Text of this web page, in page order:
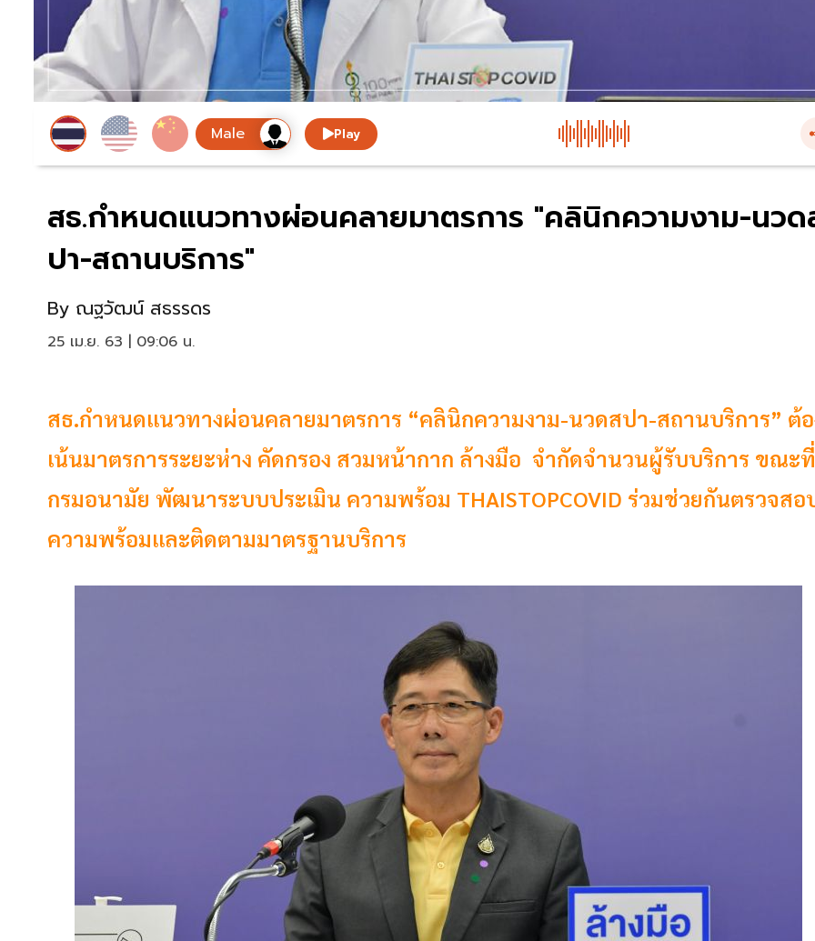
Play
สธ.กำหนดแนวทางผ่อนคลายมาตรการ "คลินิกความงาม-นว
ปา-สถานบริการ"
By ณฐวัฒน์ สธรรดร
25 เม.ย. 63 | 09:06 น.
สธ.กำหนดแนวทางผ่อนคลายมาตรการ “คลินิกความงาม-นวดสปา-สถานบริการ” ต้
เน้นมาตรการระยะห่าง คัดกรอง สวมหน้ากาก ล้างมือ จำกัดจำนวนผู้รับบริการ ขณะที่
กรมอนามัย พัฒนาระบบประเมิน ความพร้อม THAISTOPCOVID ร่วมช่วยกันตรวจสอ
ความพร้อมและติดตามมาตรฐานบริการ